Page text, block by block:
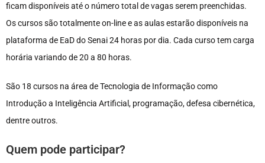
ficam disponíveis até o número total de vagas serem preenchidas.
Os cursos são totalmente on-line e as aulas estarão disponíveis na
plataforma de EaD do Senai 24 horas por dia. Cada curso tem carga
horária variando de 20 a 80 horas.
São 18 cursos na área de Tecnologia de Informação como
Introdução a Inteligência Artificial, programação, defesa cibernética,
dentre outros.
Quem pode participar?